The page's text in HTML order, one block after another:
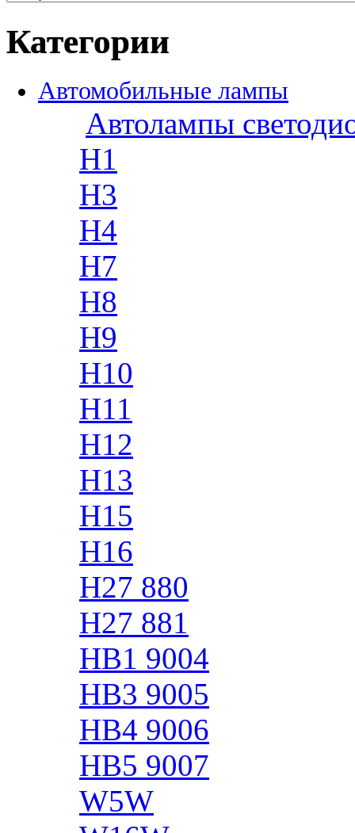
Категории
Автомобильные лампы
Автолампы
H1
H3
H4
H7
H8
H9
H10
H11
H12
H13
H15
H16
H27 880
H27 881
HB1 9004
HB3 9005
HB4 9006
HB5 9007
W5W